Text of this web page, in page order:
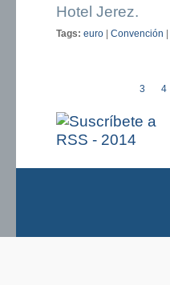
Hotel Jerez.
Tags: euro Convención
3 4